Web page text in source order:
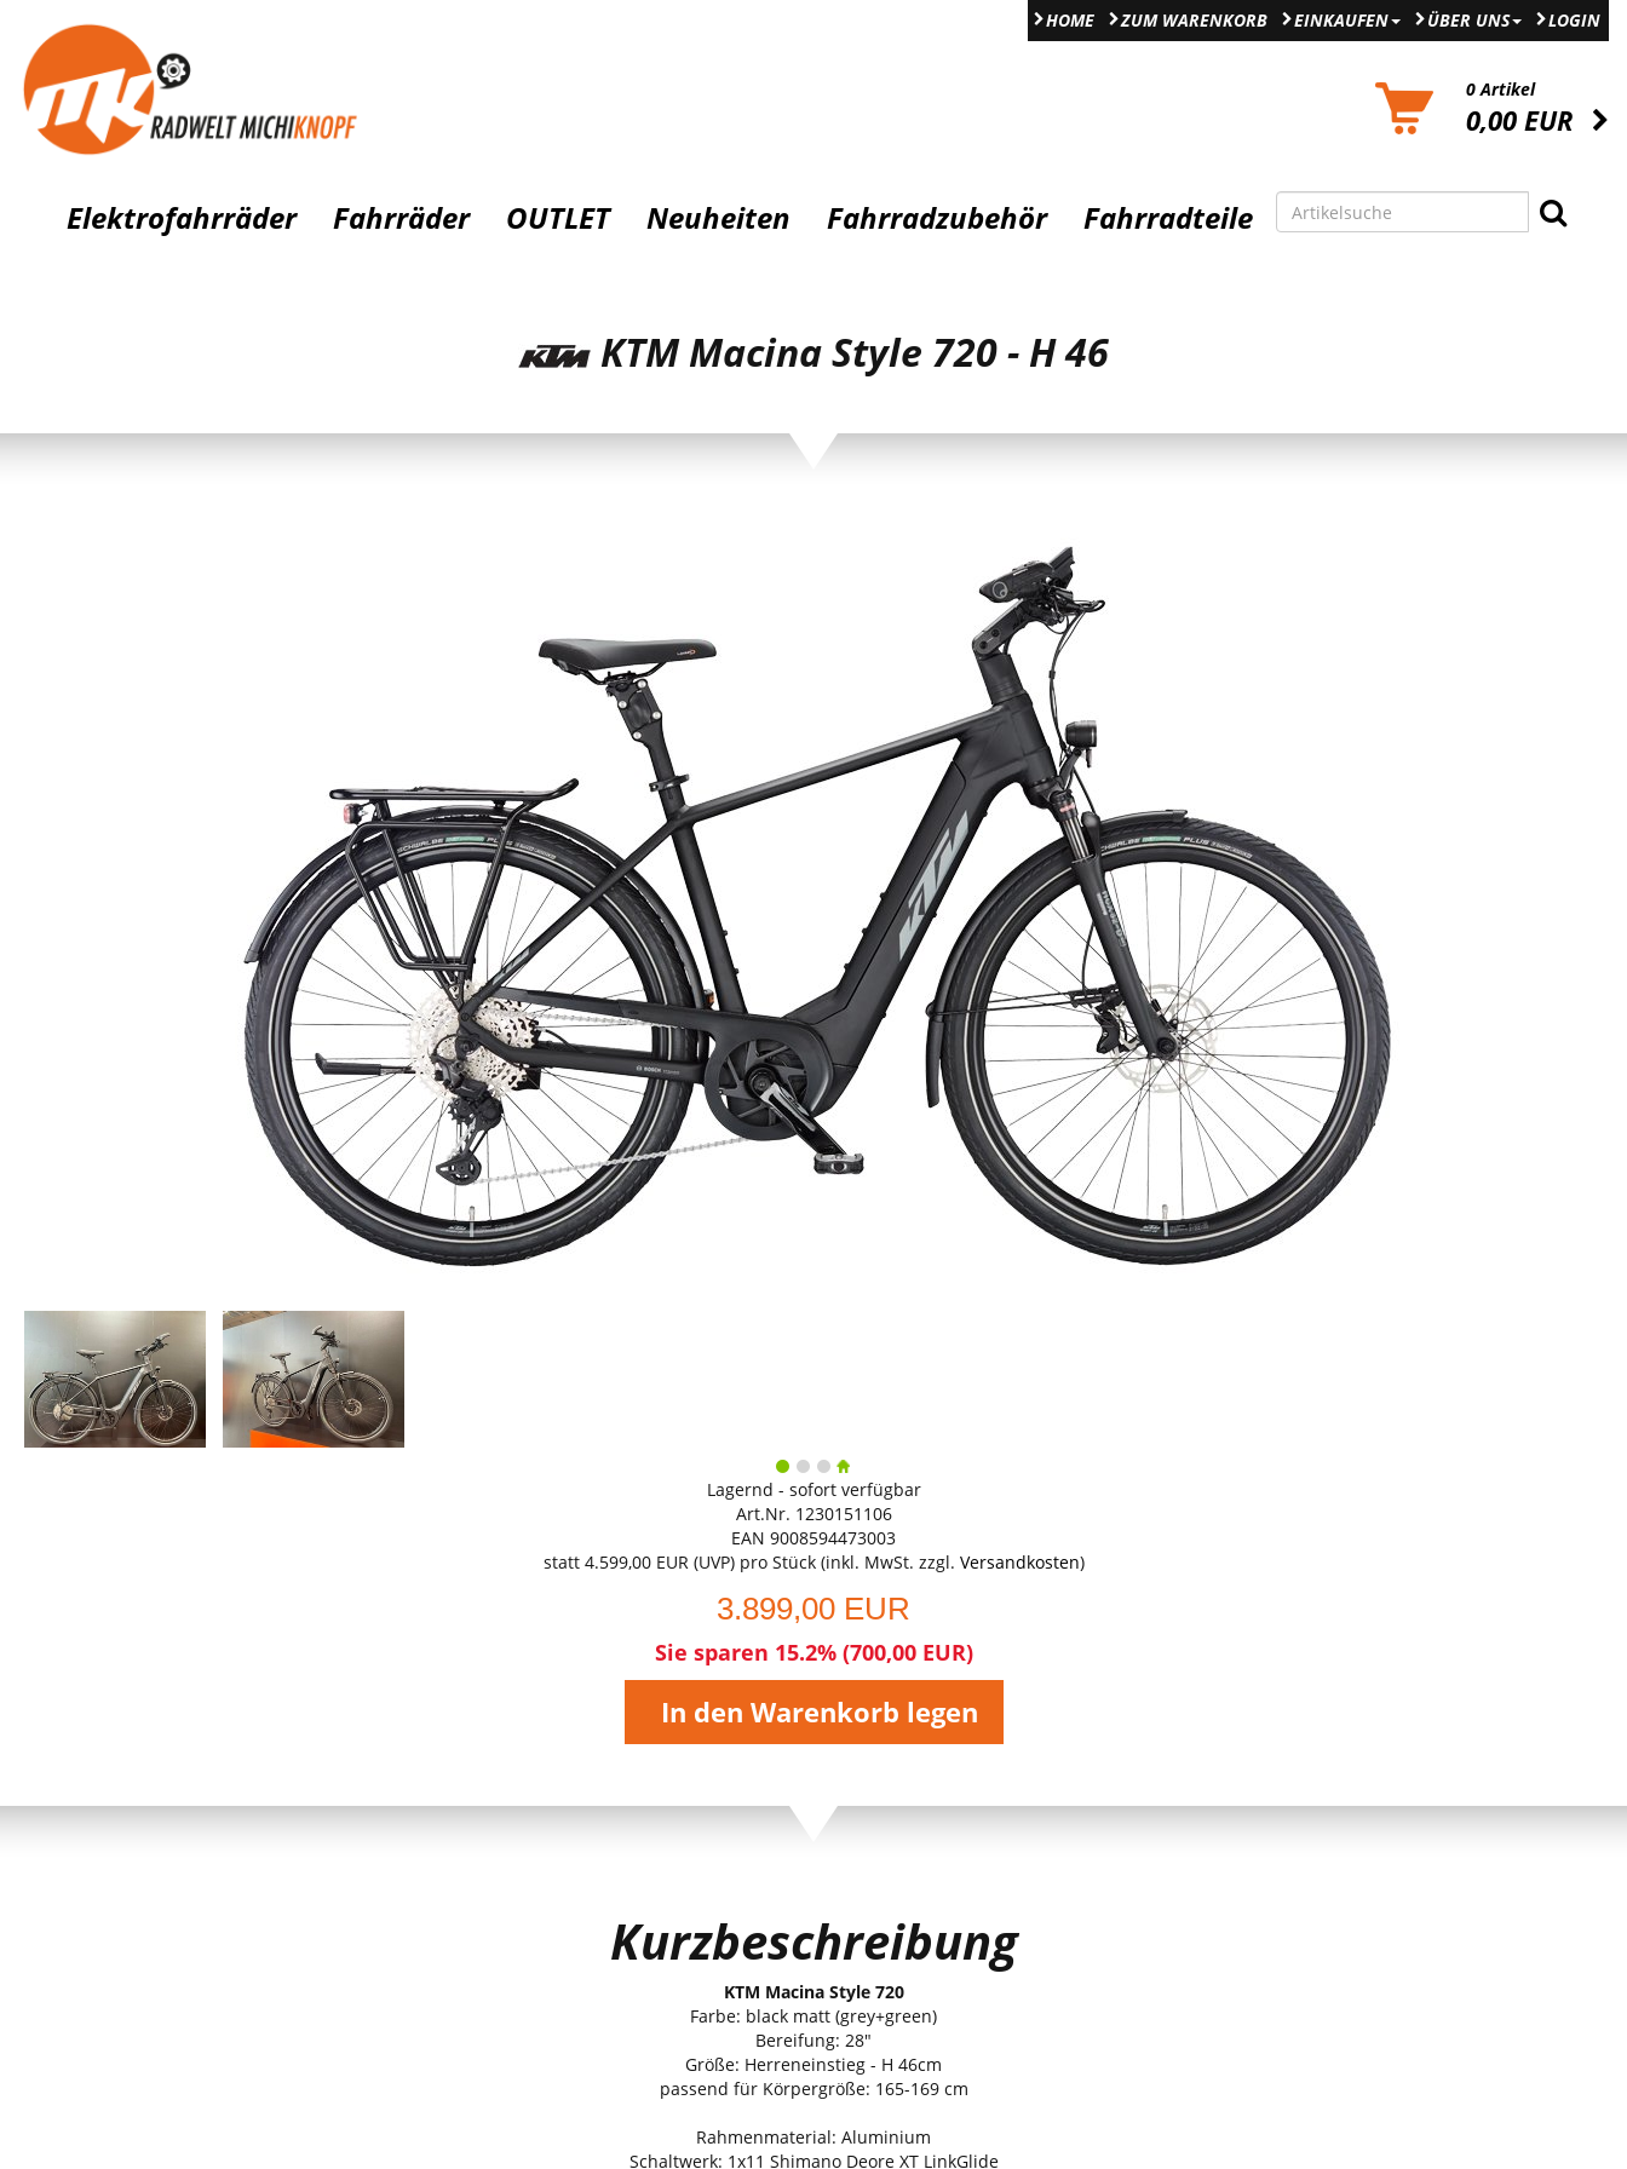
LOGIN
HOME ZUM WARENKORB EINKAUFEN ÜBER UNS
0 Artikel
0,00 EUR
Elektrofahrräder Fahrräder OUTLET Neuheiten Fahrradzubehör Fahrradteile
KTM Macina Style 720 - H 46
Lagernd - sofort verfügbar
Art.Nr. 1230151106
EAN 9008594473003
statt 4.599,00 EUR (UVP) pro Stück (inkl. MwSt. zzgl. Versandkosten)
3.899,00 EUR
Sie sparen 15.2% (700,00 EUR)
In den Warenkorb legen
Kurzbeschreibung
KTM Macina Style 720
Farbe: black matt (grey+green)
Bereifung: 28"
Größe: Herreneinstieg - H 46cm
passend für Körpergröße: 165-169 cm
Rahmenmaterial: Aluminium
Schaltwerk: 1x11 Shimano Deore XT LinkGlide